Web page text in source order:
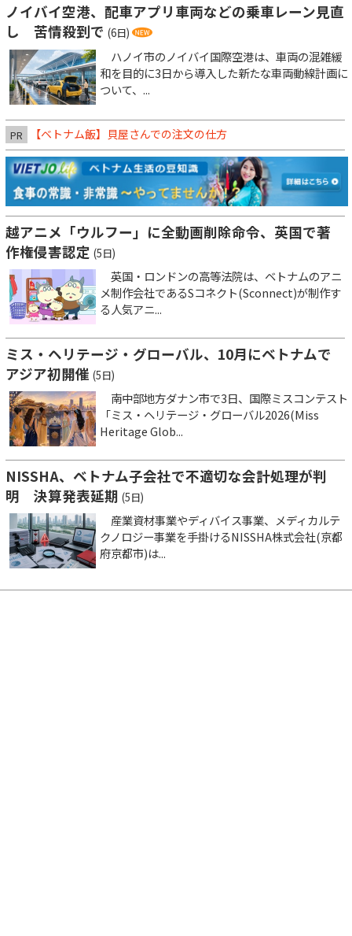
ノイバイ空港、配車アプリ車両などの乗車レーン見直
し 苦情殺到で (6日)
ハノイ市のノイバイ国際空港は、車両の混雑緩
和を目的に3日から導入した新たな車両動線計画に
ついて、...
PR 【ベトナム飯】貝屋さんでの注文の仕方
越アニメ「ウルフー」に全動画削除命令、英国で著
作権侵害認定 (5日)
英国・ロンドンの高等法院は、ベトナムのアニ
メ制作会社であるSコネクト(Sconnect)が制作す
る人気アニ...
ミス・ヘリテージ・グローバル、10月にベトナムで
アジア初開催 (5日)
南中部地方ダナン市で3日、国際ミスコンテスト
「ミス・ヘリテージ・グローバル2026(Miss
Heritage Glob...
NISSHA、ベトナム子会社で不適切な会計処理が判
明 決算発表延期 (5日)
産業資材事業やディバイス事業、メディカルテ
クノロジー事業を手掛けるNISSHA株式会社(京都
府京都市)は...